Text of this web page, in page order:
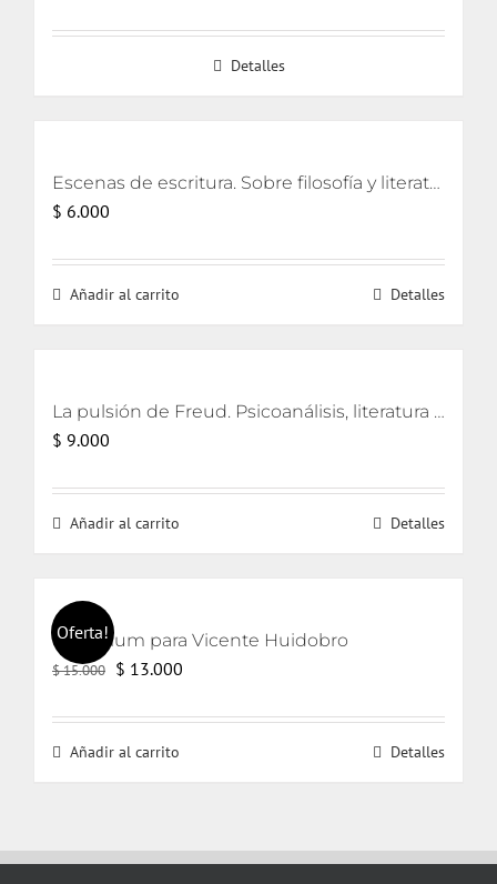
original actual
Detalles
Escenas de escritura. Sobre filosofía y literatura [eBook]
$ 6.000
Añadir al carrito Detalles
La pulsión de Freud. Psicoanálisis, literatura y cine [eBook]
$ 9.000
Añadir al carrito Detalles
Oferta!
Un trívium para Vicente Huidobro
$15.000 El
original
era:
$ 13.000
actual
Añadir al carrito Detalles